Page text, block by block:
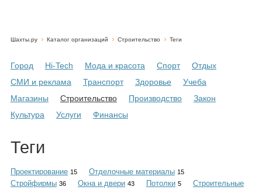
Объявления
Шахты.ру Каталог организаций Строительство Теги
Город Hi-Tech Мода и красота Спорт
Отдых
СМИ и реклама
Транспорт Здоровье
Учеба
Магазины
Строительство Производство
Закон
Культура
Услуги Финансы
Теги
Проектирование 15 Отделочные материалы 15
Стройфирмы 36 Окна и двери 43 Потолки 5
Строительные